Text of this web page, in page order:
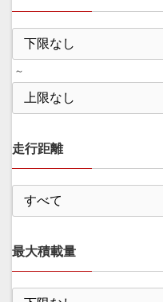
～
走行距離
最大積載量